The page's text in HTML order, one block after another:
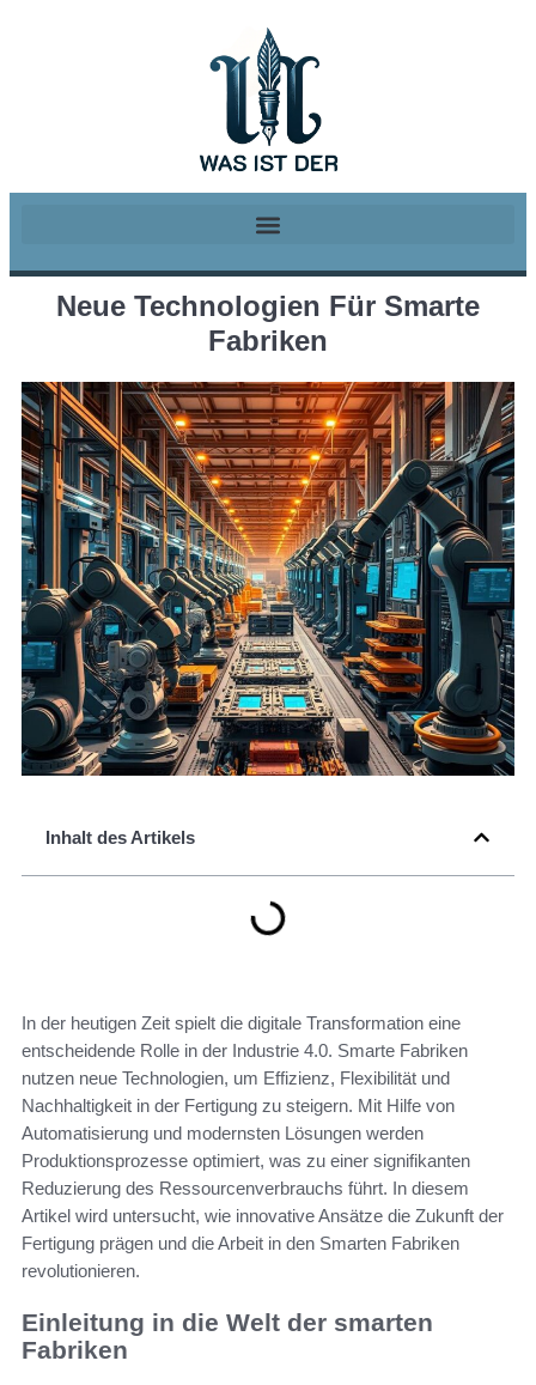
Neue Technologien Für Smarte
Fabriken
Inhalt des Artikels
In der heutigen Zeit spielt die digitale Transformation eine
entscheidende Rolle in der Industrie 4.0. Smarte Fabriken
nutzen neue Technologien, um Effizienz, Flexibilität und
Nachhaltigkeit in der Fertigung zu steigern. Mit Hilfe von
Automatisierung und modernsten Lösungen werden
Produktionsprozesse optimiert, was zu einer signifikanten
Reduzierung des Ressourcenverbrauchs führt. In diesem
Artikel wird untersucht, wie innovative Ansätze die Zukunft der
Fertigung prägen und die Arbeit in den Smarten Fabriken
revolutionieren.
Einleitung in die Welt der smarten
Fabriken